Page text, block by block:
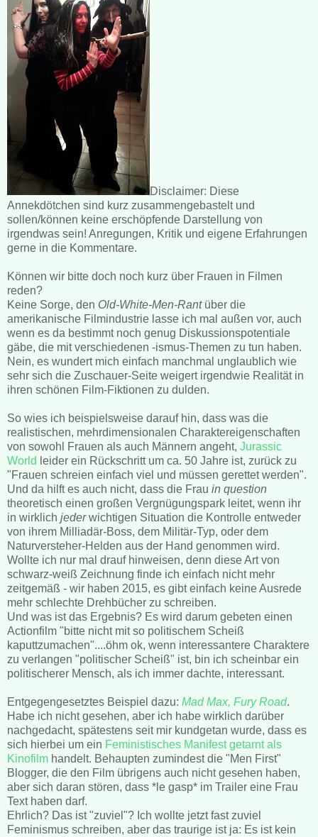
Disclaimer: Diese
Annekdötchen sind kurz zusammengebastelt und
sollen/können keine erschöpfende Darstellung von
irgendwas sein! Anregungen, Kritik und eigene Erfahrungen
gerne in die Kommentare.
Können wir bitte doch noch kurz über Frauen in Filmen
reden?
Keine Sorge, den Old-White-Men-Rantüber die
amerikanische Filmindustrie lasse ich mal außen vor, auch
wenn es da bestimmt noch genug Diskussionspotentiale
gäbe, die mit verschiedenen -ismus-Themen zu tun haben.
Nein, es wundert mich einfach manchmal unglaublich wie
sehr sich die Zuschauer-Seite weigert irgendwie Realität in
ihren schönen Film-Fiktionen zu dulden.
So wies ich beispielsweise darauf hin, dass was die
realistischen, mehrdimensionalen Charaktereigenschaften
von sowohl Frauen als auch Männern angeht, Jurassic
World leider ein Rückschritt um ca. 50 Jahre ist, zurück zu
"Frauen schreien einfach viel und müssen gerettet werden".
Und da hilft es auch nicht, dass die Frau in question
theoretisch einen großen Vergnügungspark leitet, wenn ihr
in wirklich jederwichtigen Situation die Kontrolle entweder
von ihrem Milliadär-Boss, dem Militär-Typ, oder dem
Naturversteher-Helden aus der Hand genommen wird.
Wollte ich nur mal drauf hinweisen, denn diese Art von
schwarz-weiß Zeichnung finde ich einfach nicht mehr
zeitgemäß - wir haben 2015, es gibt einfach keine Ausrede
mehr schlechte Drehbücher zu schreiben.
Und was ist das Ergebnis? Es wird darum gebeten einen
Actionfilm "bitte nicht mit so politischem Scheiß
kaputtzumachen"....öhm ok, wenn interessantere Charaktere
zu verlangen "politischer Scheiß" ist, bin ich scheinbar ein
politischerer Mensch, als ich immer dachte, interessant.
Entgegengesetztes Beispiel dazu: Mad Max, Fury Road.
Habe ich nicht gesehen, aber ich habe wirklich darüber
nachgedacht, spätestens seit mir kundgetan wurde, dass es
sich hierbei um ein Feministisches Manifest getarnt als
Kinofilm handelt. Behaupten zumindest die "Men First"
Blogger, die den Film übrigens auch nicht gesehen haben,
aber sich daran stören, dass *le gasp* im Trailer eine Frau
Text haben darf.
Ehrlich? Das ist "zuviel"? Ich wollte jetzt fast zuviel
Feminismus schreiben, aber das traurige ist ja: Es ist kein